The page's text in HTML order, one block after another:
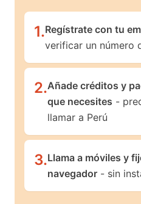
1.Regístrate con tu
verificar un número
2.Añade créditos y
que necesites -
llamar a Perú
3.Llama a móviles y
navegador - sin